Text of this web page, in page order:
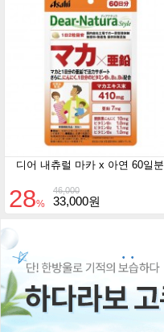
디어 내츄럴 마카 x 아연 60일분
46,000
28% 33,000원